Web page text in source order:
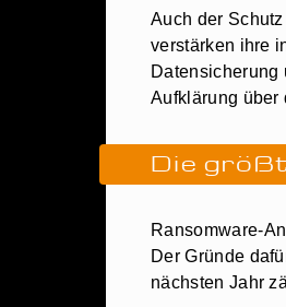
Auch der
verstärken ihre
Datensicherung
Aufklärung über
Die
Ransomware-
Der Gründe
nächsten Jahr